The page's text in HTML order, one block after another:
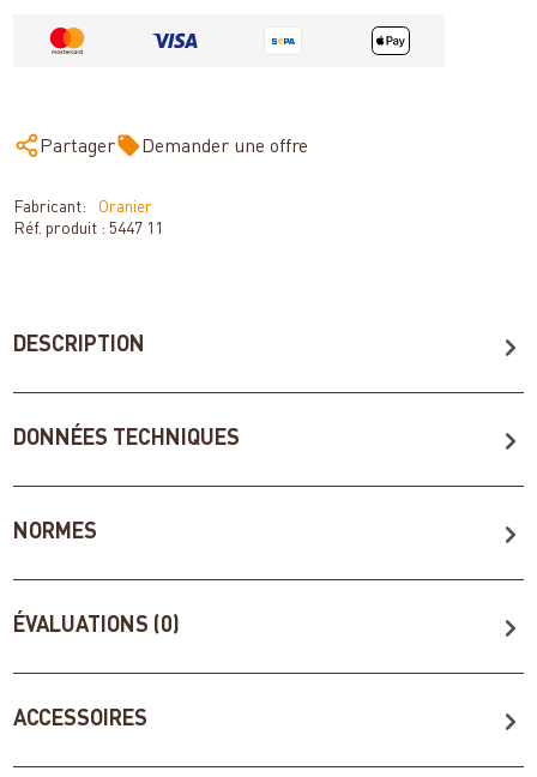
Partager Demander une offre
Fabricant:
Oranier
Réf. produit :5447 11
DESCRIPTION
DONNÉES TECHNIQUES
NORMES
ÉVALUATIONS (0)
ACCESSOIRES